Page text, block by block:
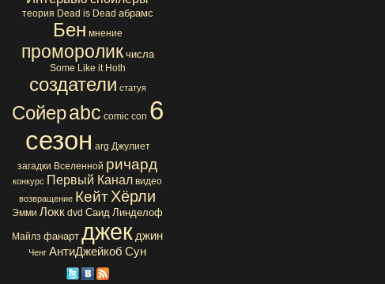
теория Dead is Dead абрамс
Бен мнение
проморолик числа
Some Like it Hoth
создатели статуя
Сойерabc comic con 6
сезон arg Джулиет
загадки Вселенной ричард
конкурс Первый Канал видео
возвращение КейтХёрли
Эмми Локк dvd Саид Линделоф
Майлз фанарт джек джин
Ченг АнтиДжейкоб Сун